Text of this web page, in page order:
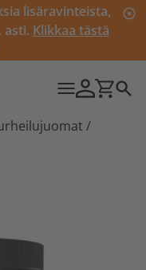
lisäravinteista,
asti. Klikkaa tästä
/